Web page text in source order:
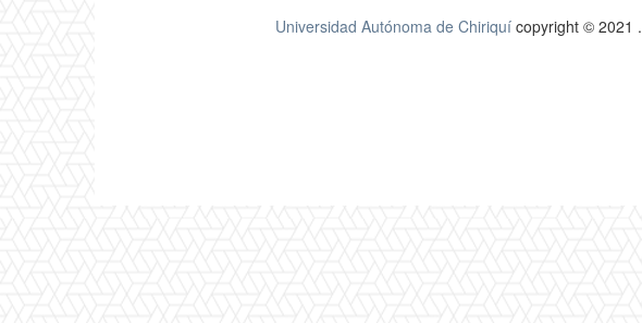
Universidad Autónoma de Chiriquícopyright © 2021 .